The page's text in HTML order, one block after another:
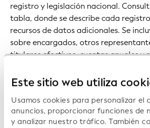
Este sitio web utiliza
Usamos cookies para personalizar el
anuncios, proporcionar funciones de
y analizar nuestro tráfico. También
registro y legislación nacional.
tabla, donde se describe cada
recursos de datos adicionales. Se
sobre encargados, otros
titulares efectivos, cuentas anuales y
siempre están disponibles de forma